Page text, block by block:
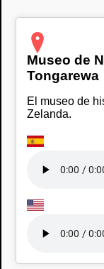
Museo de
Tongarewa
El museo de
Zelanda.